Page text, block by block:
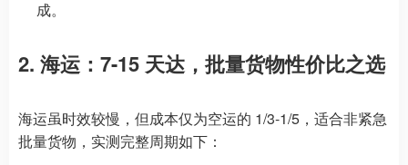
成。
2. 海运：7-15 天达，批量货物性价比之选
海运虽时效较慢，但成本仅为空运的 1/3-1/5，适合非紧急
批量货物，实测完整周期如下：